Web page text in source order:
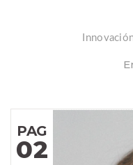
PAG
02